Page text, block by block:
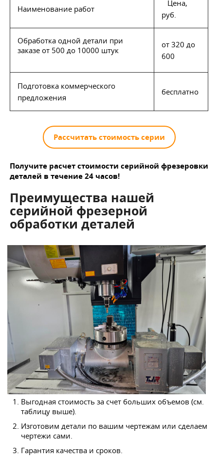
Наименование работ
Цена,
руб.
Обработка одной детали при
заказе от 500 до 10000 штук
от 320 до
600
Подготовка коммерческого
предложения
бесплатно
Рассчитать стоимость серии
Получите расчет стоимости серийной фрезеровки
деталей в течение 24 часов!
Преимущества нашей
серийной фрезерной
обработки деталей
Выгодная стоимость за счет больших объемов (см.
таблицу выше).
Изготовим детали по вашим чертежам или сделаем
чертежи сами.
Гарантия качества и сроков.